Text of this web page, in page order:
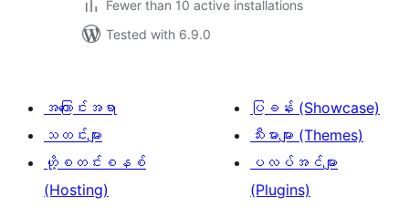
Fewer than 10 active installations
Tested with 6.9.0
အကြောင်းအရာ
သတင်းများ
ဟို့စတင်းစနစ်
(Hosting)
ပြခန်း (Showcase)
သီးမားများ (Themes)
ပလပ်အင်များ
(Plugins)